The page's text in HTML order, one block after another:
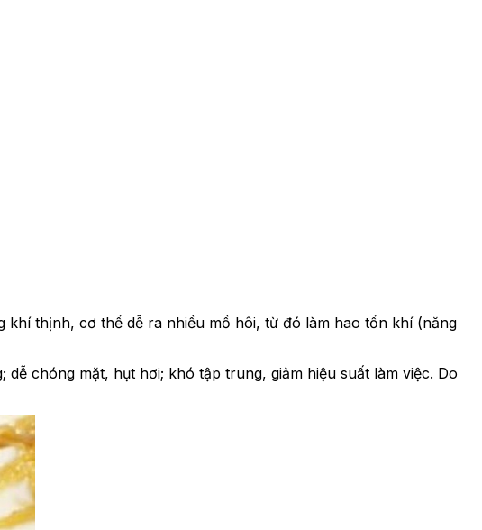
thịnh, cơ thể dễ ra nhiều mồ hôi, từ đó làm hao tổn khí (năng
chóng mặt, hụt hơi; khó tập trung, giảm hiệu suất làm việc. Do